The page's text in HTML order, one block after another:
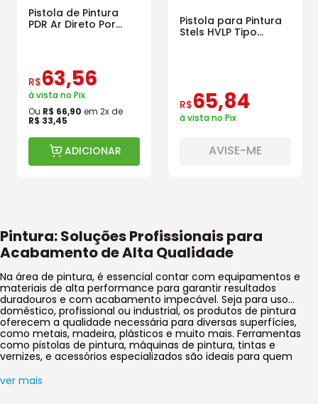
Pistola de Pintura
PDR Ar Direto Por
R$63,56
à vista no Pix
Ou R$ 66,90 em 2x de
R$ 33,45
ADICIONAR
Pistola para Pintura
Stels HVLP Tipo
Gravidade 600 ml
R$65,84
à vista no Pix
AVISE-ME
Pintura: Soluções Profissionais para
Acabamento de Alta Qualidade
Na área de pintura, é essencial contar com equipamentos e
materiais de alta performance para garantir resultados
duradouros e com acabamento impecável. Seja para uso
doméstico, profissional ou industrial, os produtos de pintura
oferecem a qualidade necessária para diversas superfícies,
como metais, madeira, plásticos e muito mais. Ferramentas
como pistolas de pintura, máquinas de pintura, tintas e
vernizes, e acessórios especializados são ideais para quem
busca praticidade, eficiência e um acabamento perfeito.
ver mais